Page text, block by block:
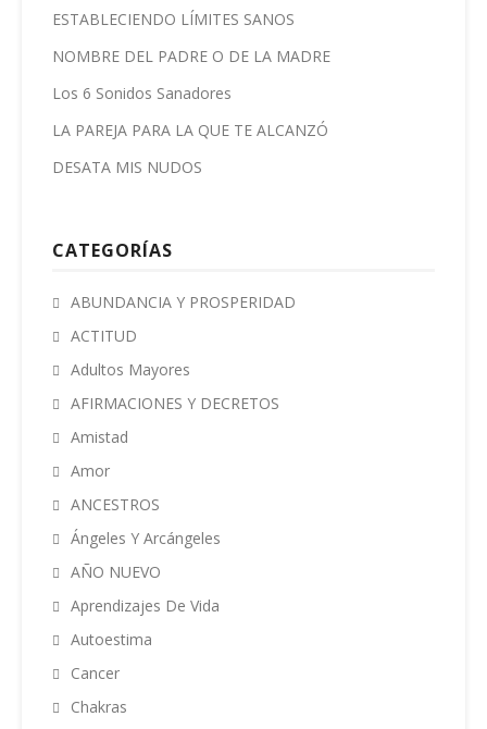
ESTABLECIENDO LÍMITES SANOS
NOMBRE DEL PADRE O DE LA MADRE
Los 6 Sonidos Sanadores
LA PAREJA PARA LA QUE TE ALCANZÓ
DESATA MIS NUDOS
CATEGORÍAS
ABUNDANCIA Y PROSPERIDAD
ACTITUD
Adultos Mayores
AFIRMACIONES Y DECRETOS
Amistad
Amor
ANCESTROS
Ángeles Y Arcángeles
AÑO NUEVO
Aprendizajes De Vida
Autoestima
Cancer
Chakras